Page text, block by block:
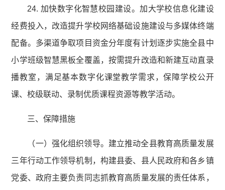
24. 加快数字化智慧校园建设。加大学校信息化建设
经费投入，改造提升学校网络基础设施建设与多媒体终端
配备。多渠道争取项目资金分年度有计划逐步实施全县中
小学班级智慧黑板全覆盖，按需提升改造和新建互动直录
播教室，满足基本数字化课堂教学需求，保障学校公开
课、校级联动、录制优质课程资源等教学活动。
三、保障措施
（一）强化组织领导。建立推动全县教育高质量发展
三年行动工作领导机制，构建县委、县人民政府和各乡镇
党委、政府主要负责同志抓教育高质量发展的责任体系，